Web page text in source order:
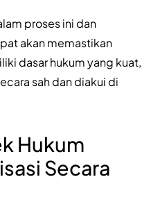
proses ini dan
akan memastikan
dasar hukum yang kuat,
sah dan diakui di
Hukum
Secara